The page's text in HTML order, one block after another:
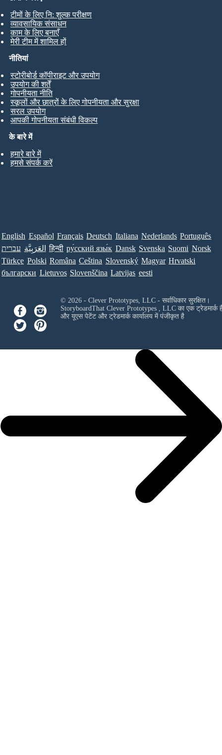
टीमों के लिए नि: शुल्क परीक्षण
व्यावसायिक संसाधन
काम के लिए बनाएँ
मेरी टीम में शामिल हों
के बारे में
हमारे बारे में
हमसे संपर्क करें
नीतियां
स्टोरीबोर्ड कॉपीराइट और उपयोग
उपयोग की शर्तें
गोपनीयता नीति
स्कूलों और छात्रों के लिए गोपनीयता और सुरक्षा
सरल उपयोग
आपकी गोपनीयता संबंधी विकल्प
English Español Français Deutsch Italiana Nederlands Português
עברית العَرَبِيَّة हिन्दी ру́сский язы́к Dansk Svenska Suomi Norsk
Türkçe Polski Româna Ceština Slovenský Magyar Hrvatski
български Lietuvos Slovenščina Latvijas eesti
© 2026 - Clever Prototypes, LLC - सर्वाधिकार सुरक्षित।
StoryboardThat Clever Prototypes , LLCका एक ट्रेडमार्क
और यूएस पेटेंट और ट्रेडमार्क कार्यालय में पंजीकृत है